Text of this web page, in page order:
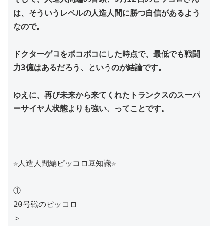
は、そういうレベルの人造人間に勝つ自信があるよう
なので。
ドクターゲロをボコボコにした時点で、最低でも戦闘
力3億はあるだろう、というのが結論です。
ゆえに、再び未来から来てくれたトランクスのスーパ
ーサイヤ人状態よりも強い、ってことです。
☆人造人間編ピッコロ豆知識☆
①
20号戦のピッコロ
＞